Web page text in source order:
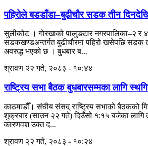
पहिरोले बडडाँडा–बुढीचौर सडक तीन
सुलीकोट । गोरखाको पालुङटार नगरपालिका–२ र
सडकखण्डअन्तर्गत बुढीचौरमा पहिरो खसेपछि सडक
अवरुद्ध भएको छ । बुधबार ब...
श्रावण २२ गते, २०८३ - १०:४४
राष्ट्रिय सभा बैठक बुधबारसम्मका लागि
काठमाडौँ। संघीय संसद् राष्ट्रिय सभाको बैठकको
शुक्रबार (साउन २२ गते) दिउँसो १:१५ बजेका लागि
कारणवश उक्त द...
श्रावण २२ गते, २०८३ - १०:२४